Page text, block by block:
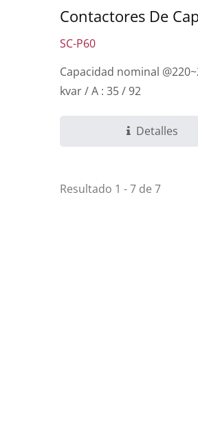
Contactores De
SC-P60
Capacidad nominal
kvar / A : 35 / 92
Detalles
Resultado 1 - 7 de 7